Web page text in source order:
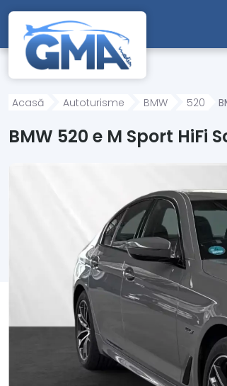
Mergi direct la conținutul principal
Acasă Autoturisme BMW 520
BMW 520 e M Sport HiFi